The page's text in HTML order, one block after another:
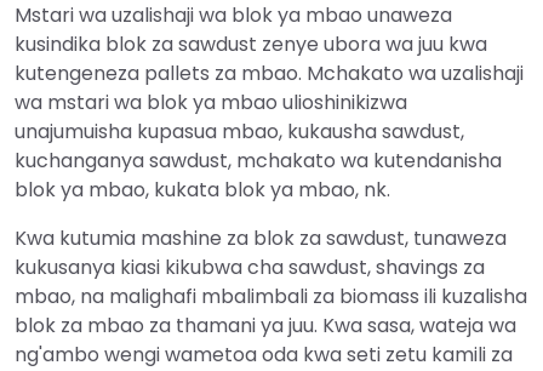
Mstari wa uzalishaji wa blok ya mbao unaweza
kusindika blok za sawdust zenye ubora wa juu kwa
kutengeneza pallets za mbao. Mchakato wa uzalishaji
wa mstari wa blok ya mbao ulioshinikizwa
unajumuisha kupasua mbao, kukausha sawdust,
kuchanganya sawdust, mchakato wa kutendanisha
blok ya mbao, kukata blok ya mbao, nk.
Kwa kutumia mashine za blok za sawdust, tunaweza
kukusanya kiasi kikubwa cha sawdust, shavings za
mbao, na malighafi mbalimbali za biomass ili kuzalisha
blok za mbao za thamani ya juu. Kwa sasa, wateja wa
ng'ambo wengi wametoa oda kwa seti zetu kamili za